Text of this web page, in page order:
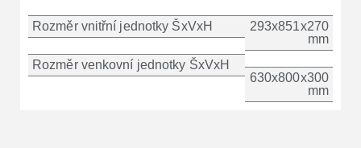
Rozměr vnitřní jednotky ŠxVxH
Rozměr venkovní jednotky ŠxVxH
293x851x270
mm
630x800x300
mm